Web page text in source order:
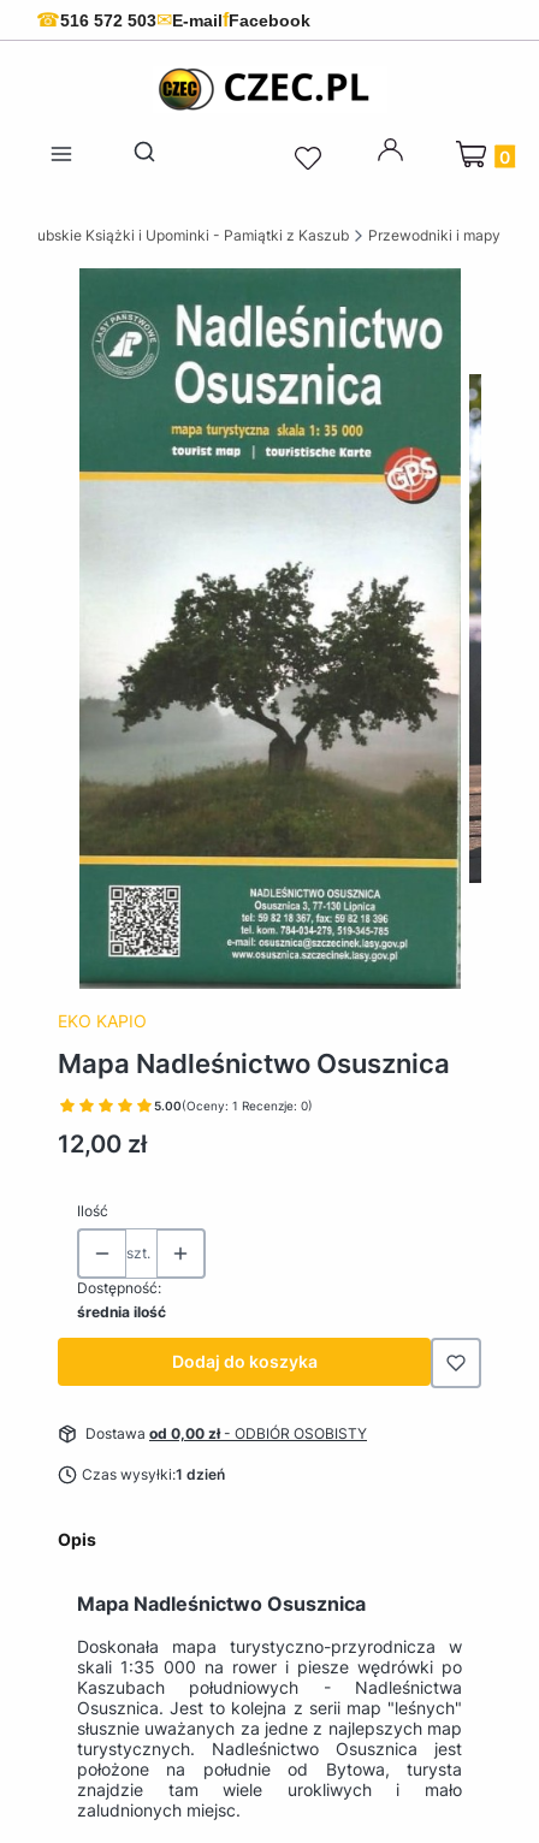
☎516 572 503✉E-mailfFacebook
Otwórz wyszukiwarkę
Produkty
Kaszubskie Książki i Upominki - Pamiątki z Kaszub Przewodniki i mapy
EKO KAPIO
Mapa Nadleśnictwo Osusznica
5.00(Oceny: 1 Recenzje: 0)
Cena
12,00 zł
Ilość
szt.
Dostępność:
średnia ilość
Dodaj do koszyka
Dostawa od 0,00 zł- ODBIÓR OSOBISTY
Czas wysyłki:1 dzień
Opis
Mapa Nadleśnictwo Osusznica
Doskonała mapa turystyczno-przyrodnicza w
skali 1:35 000 na rower i piesze wędrówki po
Kaszubach południowych - Nadleśnictwa
Osusznica. Jest to kolejna z serii map "leśnych"
słusznie uważanych za jedne z najlepszych map
turystycznych. Nadleśnictwo Osusznica jest
położone na południe od Bytowa, turysta
znajdzie tam wiele urokliwych i mało
zaludnionych miejsc.